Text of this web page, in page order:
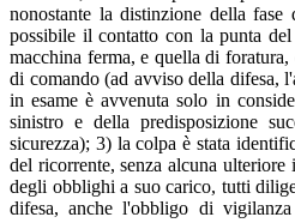
nonostante la distinzione della
possibile il contatto con la punta
macchina ferma, e quella di
di comando (ad avviso della difesa,
in esame è avvenuta solo in
sinistro e della predisposizione
sicurezza); 3) la colpa è stata
del ricorrente, senza alcuna
degli obblighi a suo carico, tutti
difesa, anche l'obbligo di